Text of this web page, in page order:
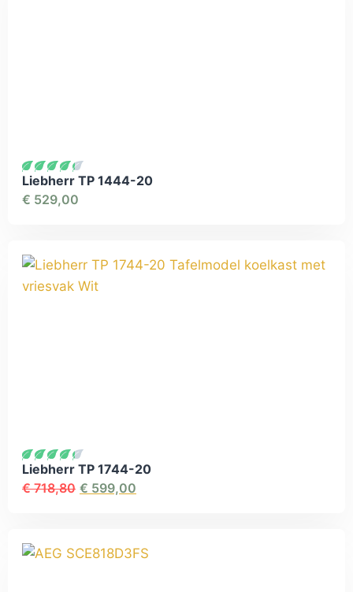
Liebherr TP 1444-20
€ 529,00
Liebherr TP 1744-20
€718,80 € 599,00